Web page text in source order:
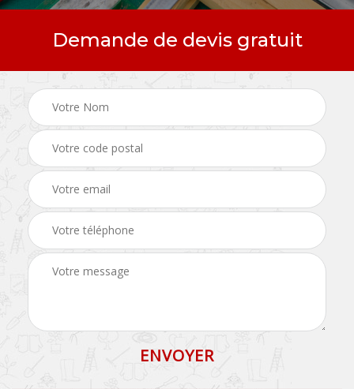
Demande de devis gratuit